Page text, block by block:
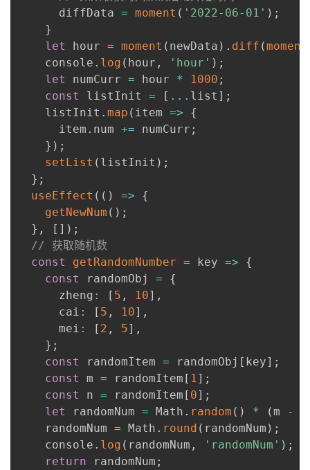
      diffData
= moment ( '2022-06-01' ) ;
}
let
hour = moment ( newData ) . diff (moment
    console
. log ( hour , 'hour' ) ;
let
numCurr = hour * 1000 ;
const
listInit = [ ... list ] ;
    listInit
. map ( item =>
{
      item
. num += numCurr ;
} ) ;
setList ( listInit ) ;
} ;
useEffect ( ( ) =>
{
getNewNum ( ) ;
} , [ ] ) ;
// 获取随机数
const
getRandomNumber = key =>
{
const
randomObj =
{
      zheng
: [ 5 , 10] ,
      cai
: [ 5 , 10] ,
      mei
: [ 2 , 5] ,
} ;
const
randomItem = randomObj [ key] ;
const
m = randomItem [ 1] ;
const
n = randomItem [ 0] ;
let
randomNum = Math . random ( ) * ( m -
    randomNum
= Math . round ( randomNum ) ;
    console
. log ( randomNum , 'randomNum' ) ;
return randomNum ;